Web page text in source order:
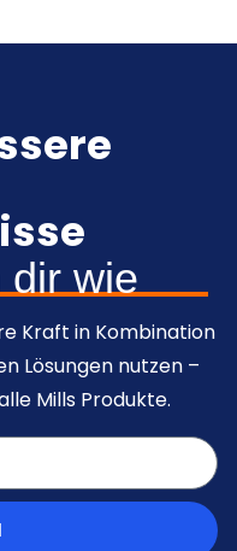
dir wie
Kraft in Kombination
Lösungen nutzen –
Mills Produkte.